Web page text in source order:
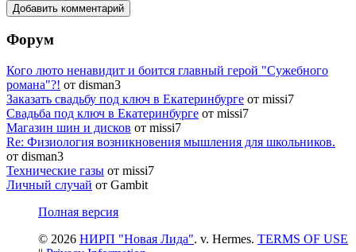
Форум
Кого люто ненавидит и боится главный герой "Сужебного
романа"?! от disman3
Заказать свадьбу под ключ в Екатеринбурге от missi7
Cвадьба под ключ в Екатеринбурге от missi7
Магазин шин и дисков от missi7
Re: Физиология возникновения мышления для школьников.
от disman3
Технические газы от missi7
Личный случай от Gambit
Полная версия
© 2026 НИРП "Новая Лида". v. Hermes. TERMS OF USE